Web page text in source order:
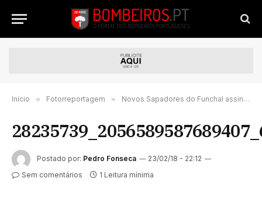
Início » Fotorreportagem » Novos Sapadores do Funchal assinaram o contrato e começam a recruta segunda-feira | FOTORREPORTAGEM
Postado por: Pedro Fonseca
23/02/18 - 22:12
Sem comentários
1 Leitura mínima